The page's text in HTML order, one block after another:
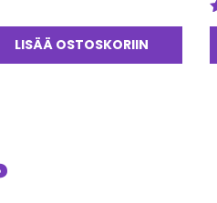
LISÄÄ OSTOSKORIIN